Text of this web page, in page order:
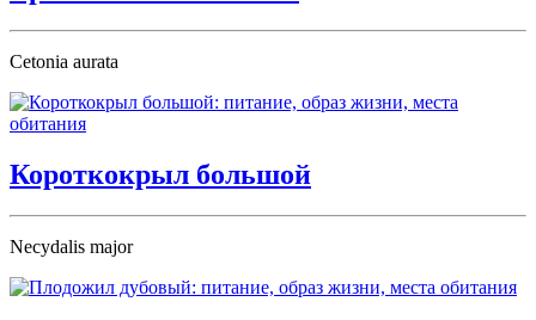
Cetonia aurata
Короткокрыл большой
Necydalis major